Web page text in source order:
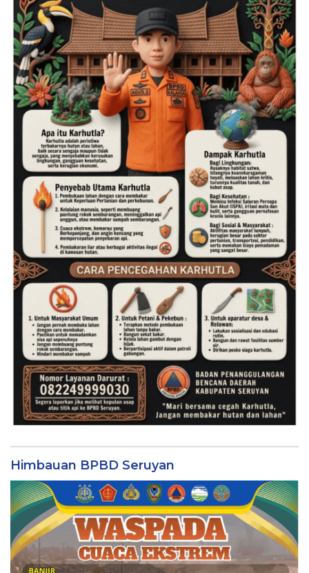
Himbauan BPBD Seruyan